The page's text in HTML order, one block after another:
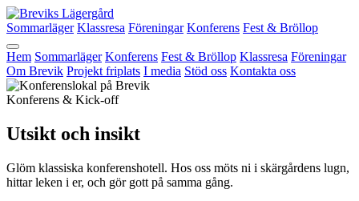
Sommarläger Klassresa Föreningar Konferens Fest & Bröllop
Hem Sommarläger Konferens Fest & Bröllop Klassresa Föreningar
Om Brevik Projekt friplats I media Stöd oss Kontakta oss
Konferens & Kick-off
Utsikt och insikt
Glöm klassiska konferenshotell. Hos oss möts ni i skärgårdens lugn,
hittar leken i er, och gör gott på samma gång.